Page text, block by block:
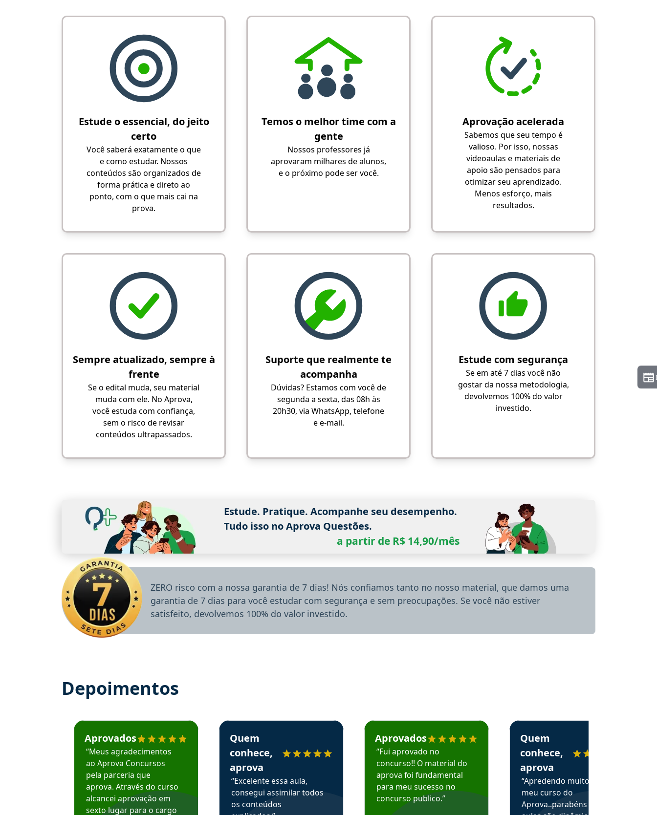
Estude o essencial, do jeito
certo
Você saberá exatamente o que
e como estudar. Nossos
conteúdos são organizados de
forma prática e direto ao
ponto, com o que mais cai na
prova.
Temos o melhor time com a
gente
Nossos professores já
aprovaram milhares de alunos,
e o próximo pode ser você.
Aprovação acelerada
Sabemos que seu tempo é
valioso. Por isso, nossas
videoaulas e materiais de
apoio são pensados para
otimizar seu aprendizado.
Menos esforço, mais
resultados.
Sempre atualizado, sempre à
frente
Se o edital muda, seu material
muda com ele. No Aprova,
você estuda com confiança,
sem o risco de revisar
conteúdos ultrapassados.
Suporte que realmente te
acompanha
Dúvidas? Estamos com você de
segunda a sexta, das 08h às
20h30, via WhatsApp, telefone
e e-mail.
Estude com segurança
Se em até 7 dias você não
gostar da nossa metodologia,
devolvemos 100% do valor
investido.
Estude. Pratique. Acompanhe seu desempenho.
Tudo isso no Aprova Questões.
a partir de R$ 14,90/mês
ZERO risco com a nossa garantia de 7 dias! Nós confiamos tanto no nosso material, que damos uma
garantia de 7 dias para você estudar com segurança e sem preocupações. Se você não estiver
satisfeito, devolvemos 100% do valor investido.
Depoimentos
Estudante José recomenda o Aprova Concursos em depoimento
Aprovados
“Meus agradecimentos
ao Aprova Concursos
pela parceria que
aprova. Através do curso
alcancei aprovação em
sexto lugar para o cargo
Estudante Sergio recomenda o Aprova Concursos em depoimento
Quem
conhece,
aprova
“Excelente essa aula,
consegui assimilar todos
os conteúdos
Estudante Mário recomenda o Aprova Concursos em depoimento
Aprovados
“Fui aprovado no
concurso!! O material do
aprova foi fundamental
para meu sucesso no
concurso publico.”
Estudante Alessandra recomenda o Aprova
Quem
conhece,
aprova
“Apredendo muito no
meu curso do
Aprova..parabéns pelas